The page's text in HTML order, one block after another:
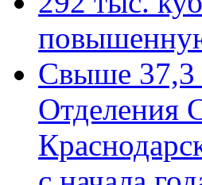
Свыше 37,3
Отделения